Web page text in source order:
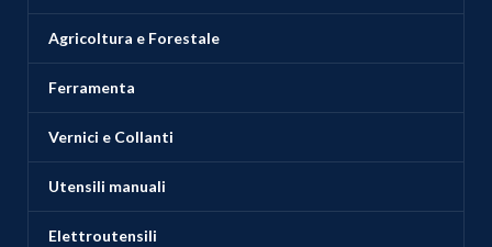
Agricoltura e Forestale
Ferramenta
Vernici e Collanti
Utensili manuali
Elettroutensili